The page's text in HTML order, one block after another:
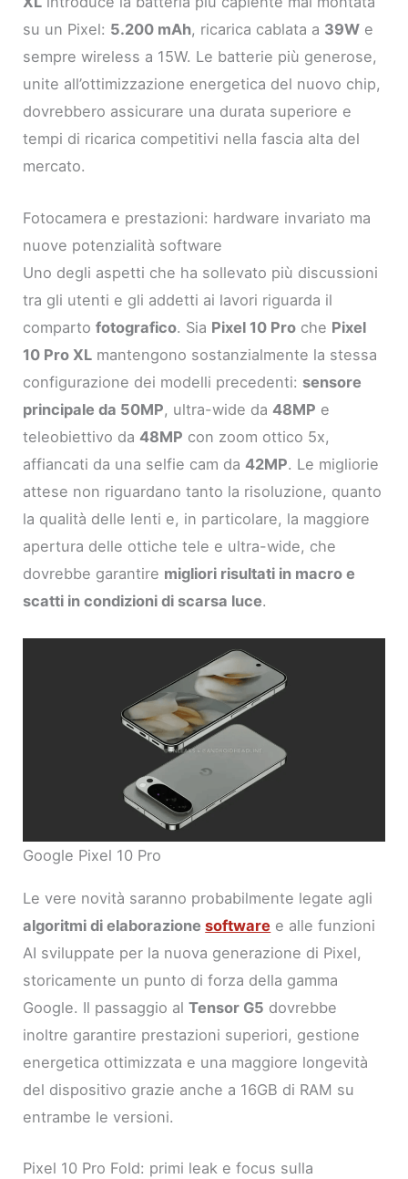
su un Pixel: 5.200 mAh, ricarica cablata a 39W e
sempre wireless a 15W. Le batterie più generose,
unite all’ottimizzazione energetica del nuovo chip,
dovrebbero assicurare una durata superiore e
tempi di ricarica competitivi nella fascia alta del
mercato.
Fotocamera e prestazioni: hardware invariato ma
nuove potenzialità software
Uno degli aspetti che ha sollevato più discussioni
tra gli utenti e gli addetti ai lavori riguarda il
compartofotografico. Sia Pixel 10 Pro che Pixel
10 Pro XL mantengono sostanzialmente la stessa
configurazione dei modelli precedenti: sensore
principale da 50MP, ultra-wide da48MP e
teleobiettivo da48MP con zoom ottico 5x,
affiancati da una selfie cam da42MP. Le migliorie
attese non riguardano tanto la risoluzione, quanto
la qualità delle lenti e, in particolare, la maggiore
apertura delle ottiche tele e ultra-wide, che
dovrebbe garantire migliori risultati in macro e
scatti in condizioni di scarsa luce.
Google Pixel 10 Pro
Le vere novità saranno probabilmente legate agli
algoritmi di elaborazionesoftware e alle funzioni
AI sviluppate per la nuova generazione di Pixel,
storicamente un punto di forza della gamma
Google. Il passaggio alTensor G5 dovrebbe
inoltre garantire prestazioni superiori, gestione
energetica ottimizzata e una maggiore longevità
del dispositivo grazie anche a 16GB di RAM su
entrambe le versioni.
Pixel 10 Pro Fold: primi leak e focus sulla